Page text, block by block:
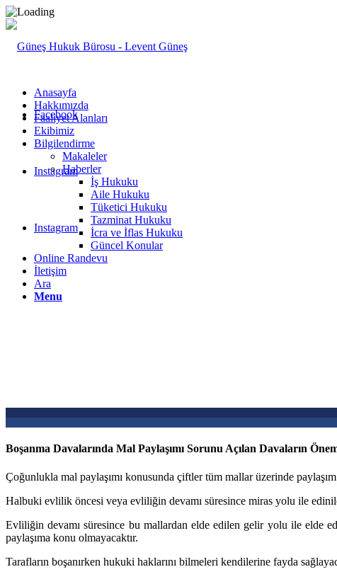
Facebook
Instagram
Instagram
Anasayfa
Hakkımızda
Faaliyet Alanları
Ekibimiz
Bilgilendirme
Makaleler
Haberler
İş Hukuku
Aile Hukuku
Tüketici Hukuku
Tazminat Hukuku
İcra ve İflas Hukuku
Güncel Konular
Online Randevu
İletişim
Ara
Menu
Boşanma Davalarında Mal Paylaşımı Sorunu Açılan Davaların
Çoğunlukla mal paylaşımı konusunda çiftler tüm mallar üzerinde
Halbuki evlilik öncesi veya evliliğin devamı süresince miras yolu ile
Evliliğin devamı süresince bu mallardan elde edilen gelir yolu ile elde
paylaşıma konu olmayacaktır.
Tarafların boşanırken hukuki haklarını bilmeleri kendilerine fayda